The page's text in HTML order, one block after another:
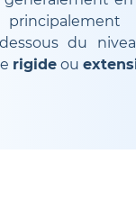
du
rigide ou